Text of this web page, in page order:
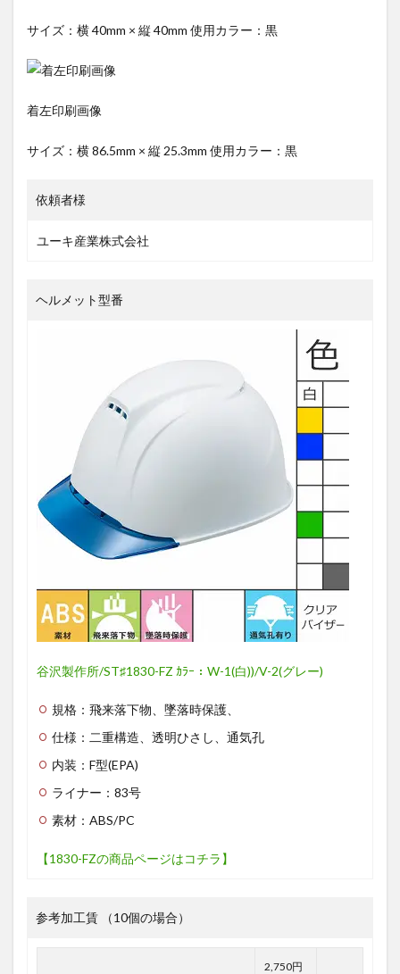
サイズ：横 40mm × 縦 40mm 使用カラー：黒
着左印刷画像
サイズ：横 86.5mm × 縦 25.3mm 使用カラー：黒
依頼者様
ユーキ産業株式会社
ヘルメット型番
谷沢製作所/ST♯1830-FZ ｶﾗｰ：W-1(白))/V-2(グレー)
規格：飛来落下物、墜落時保護、
仕様：二重構造、透明ひさし、通気孔
内装：F型(EPA)
ライナー：83号
素材：ABS/PC
【1830-FZの商品ページはコチラ】
参考加工賃 （10個の場合）
2,750円